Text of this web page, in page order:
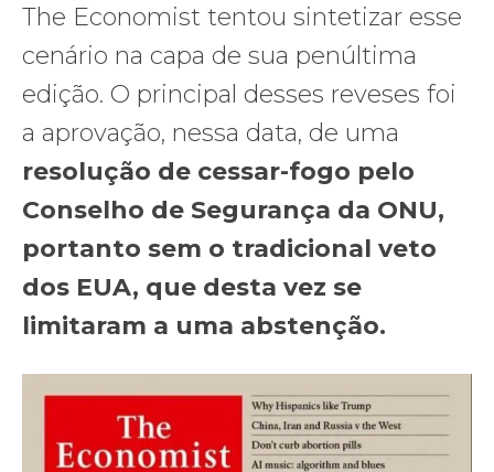
The Economist tentou sintetizar esse
cenário na capa de sua penúltima
edição. O principal desses reveses foi
a aprovação, nessa data, de uma
resolução de cessar-fogo pelo
Conselho de Segurança da ONU,
portanto sem o tradicional veto
dos EUA, que desta vez se
limitaram a uma abstenção.